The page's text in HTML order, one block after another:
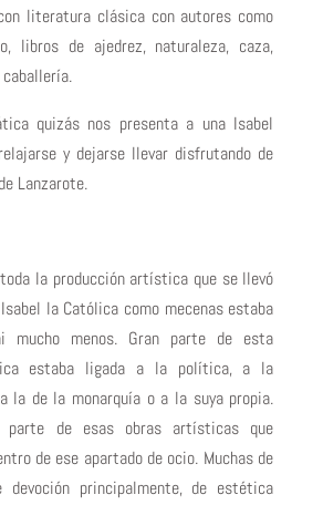
literatura clásica con autores como
libros de ajedrez, naturaleza, caza,
quizás nos presenta a una Isabel
y dejarse llevar disfrutando de
Lanzarote.
la producción artística que se llevó
la Católica como mecenas estaba
mucho menos. Gran parte de esta
estaba ligada a la política, a la
la de la monarquía o a la suya propia.
de esas obras artísticas que
de ese apartado de ocio. Muchas de
devoción principalmente, de estética